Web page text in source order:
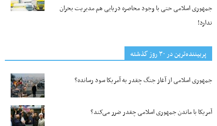
جمهوری اسلامی حتی با وجود محاصره دریایی هم مدیریت بحران
ندارد!
پربیننده‌ترین‌ در ۳۰ روز گذشته
جمهوری اسلامی از آغاز جنگ چقدر به آمریکا سود رسانده؟
آمریکا با ماندن جمهوری اسلامی چقدر ضرر می‌کند؟